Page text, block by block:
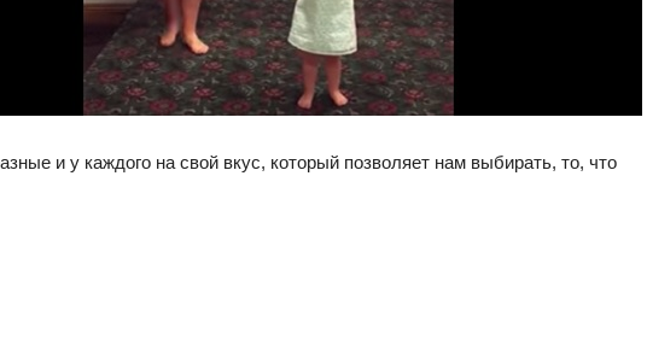
и у каждого на свой вкус, который позволяет нам выбирать, то, что